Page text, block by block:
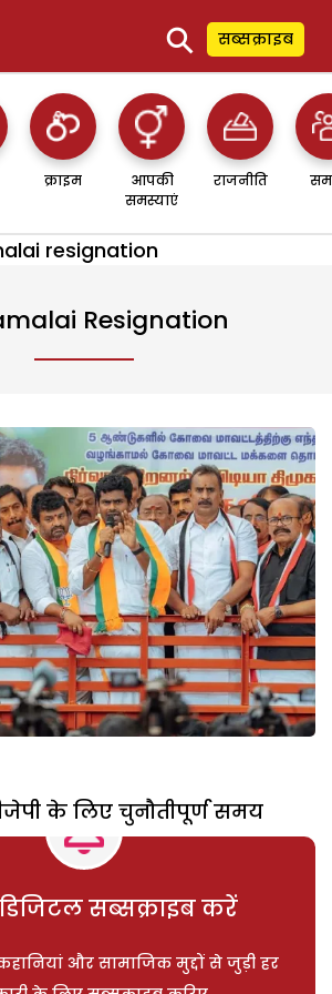
⚲ सब्सक्राइब
क्राइम
आपकी
समस्याएं
राजनीति
resignation
Resignation
के लिए चुनौतीपूर्ण समय
सब्सक्राइब करें
और सामाजिक मुद्दों से जुड़ी हर